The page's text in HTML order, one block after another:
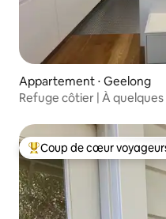
Appartement ⋅ Geelong
Refuge côtier | À quelques
Coups de cœur voyageurs
Coup de cœur